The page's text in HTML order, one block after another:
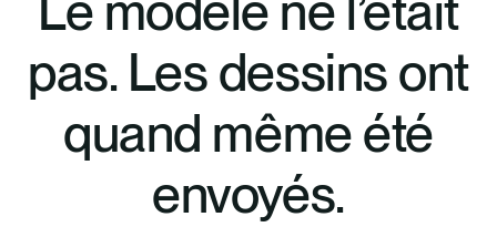
pas. Les dessins ont
quand même été
envoyés.